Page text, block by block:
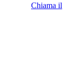
Chiama il